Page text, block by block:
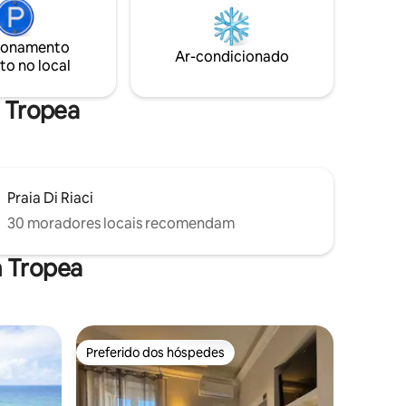
O
perfeito para desfrutar de café da
manhã, almoço, jantar, relaxar ou
admirar o pôr do sol.
no local
Ar-condicionado
Praia Di Riaci
30 moradores locais recomendam
Preferido dos hóspedes
Preferido dos hóspedes